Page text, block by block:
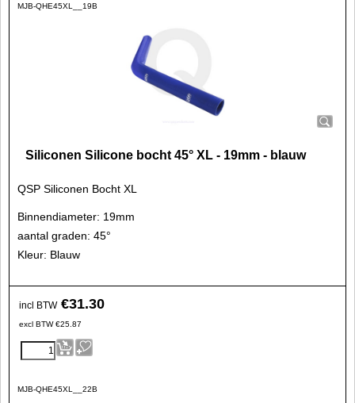
MJB-QHE45XL__19B
Siliconen Silicone bocht 45° XL - 19mm - blauw
QSP Siliconen Bocht XL
Binnendiameter: 19mm
aantal graden: 45°
Kleur: Blauw
incl BTW €31.30
excl BTW €25.87
MJB-QHE45XL__22B